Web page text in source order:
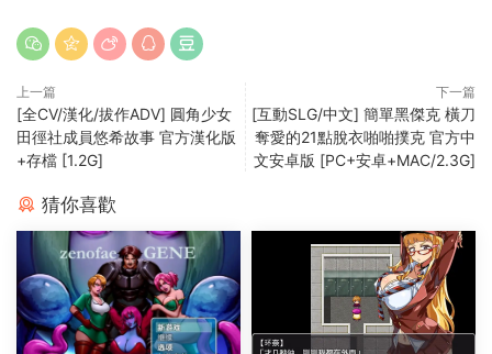
上一篇
[全CV/漢化/拔作ADV] 圓角少女
田徑社成員悠希故事 官方漢化版
+存檔 [1.2G]
下一篇
[互動SLG/中文] 簡單黑傑克 橫刀
奪愛的21點脫衣啪啪撲克 官方中
文安卓版 [PC+安卓+MAC/2.3G]
猜你喜歡